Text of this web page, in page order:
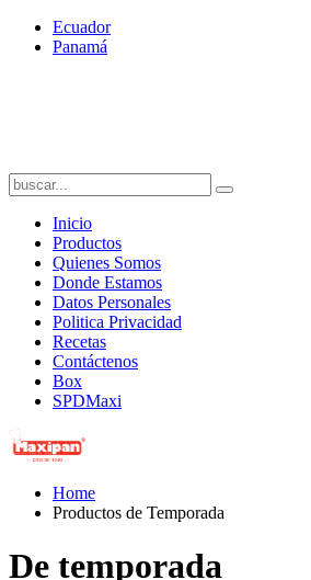
Ecuador
Panamá
Inicio
Productos
Quienes Somos
Donde Estamos
Datos Personales
Politica Privacidad
Recetas
Contáctenos
Box
SPDMaxi
Home
Productos de Temporada
De temporada